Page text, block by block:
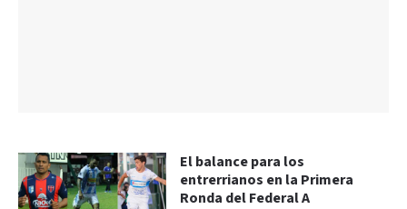
El balance para los
entrerrianos en la Primera
Ronda del Federal A